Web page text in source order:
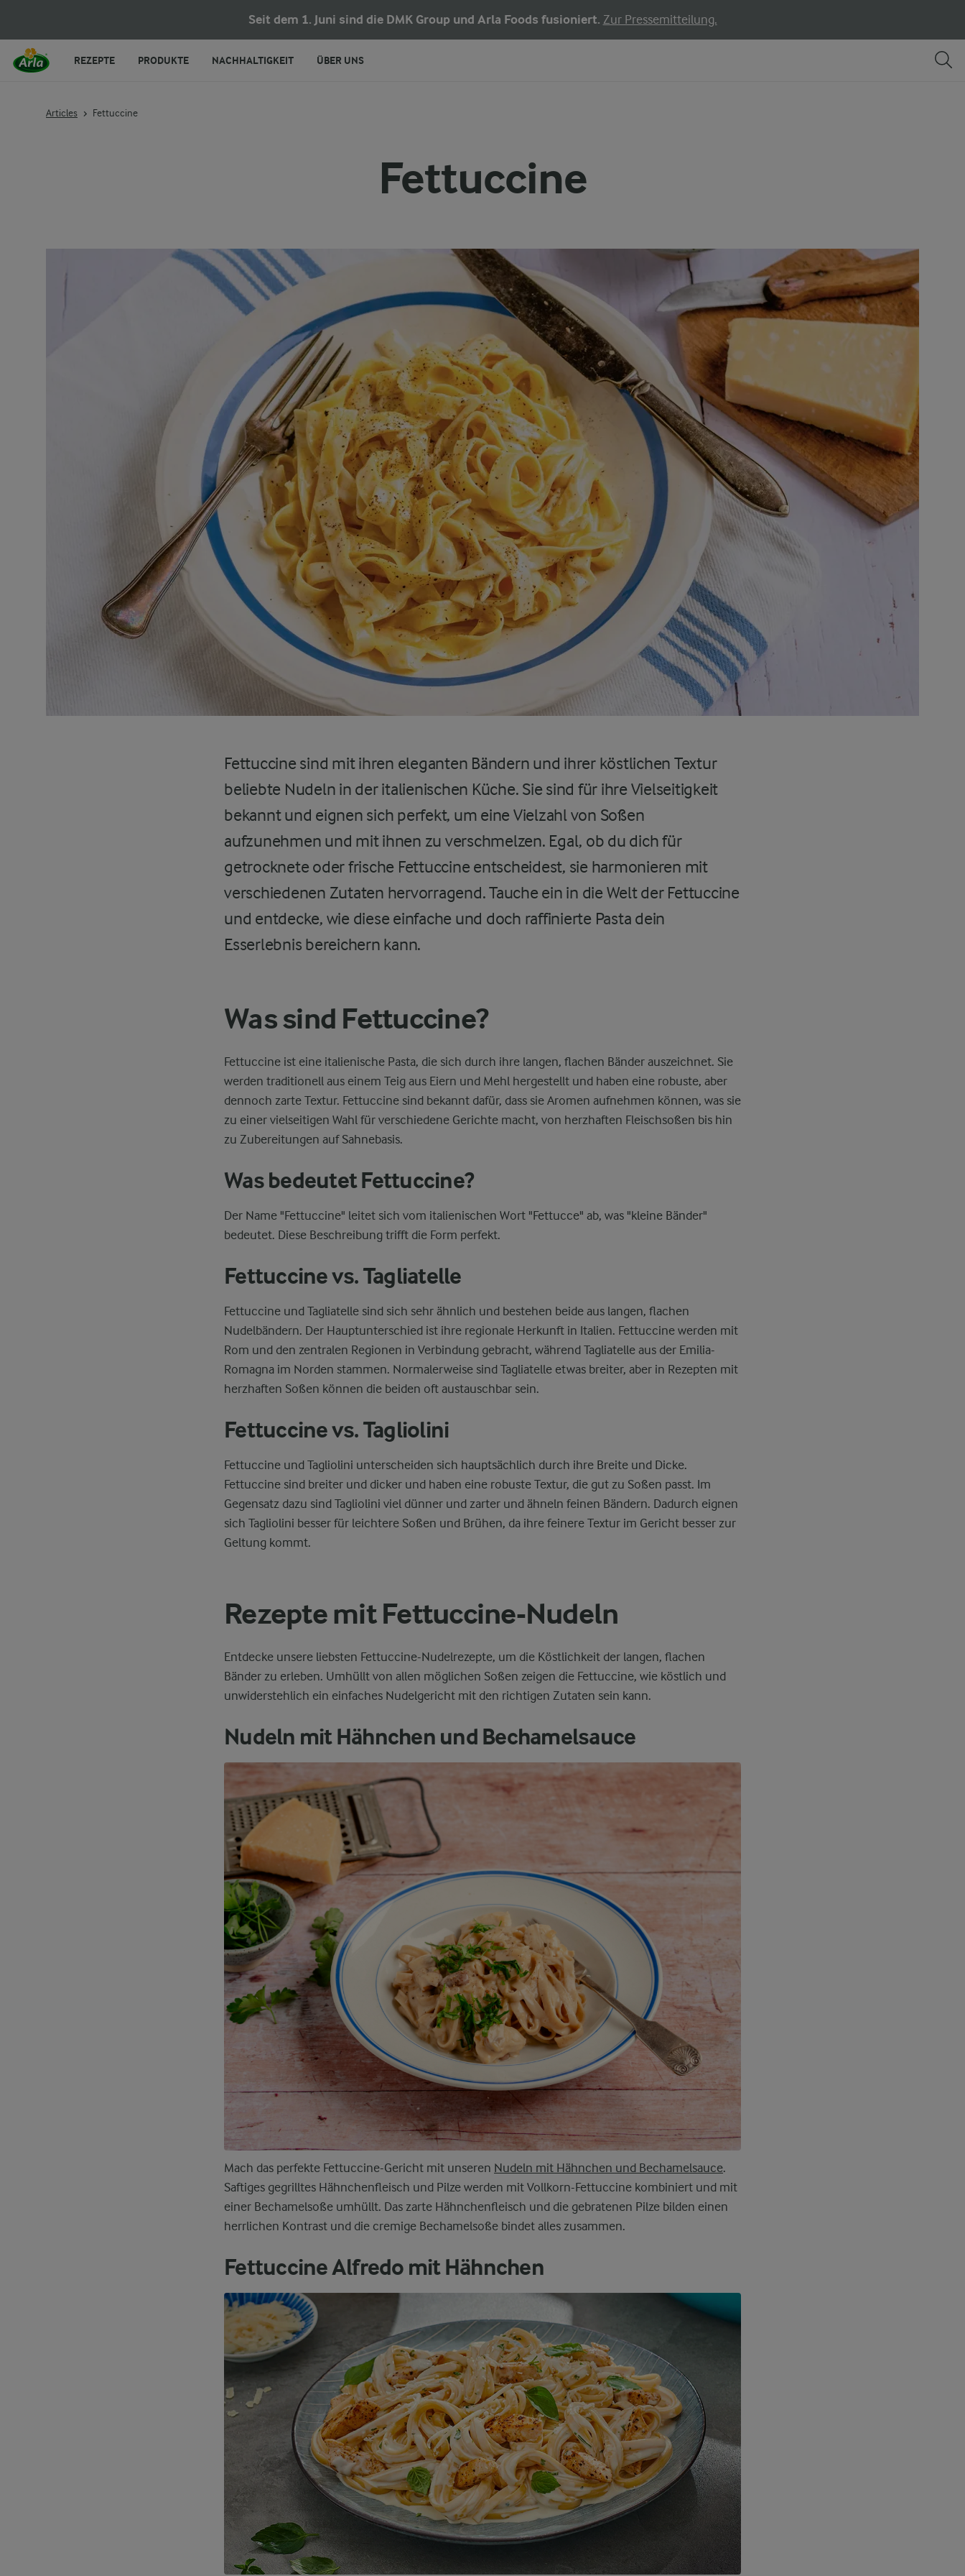
Seit dem 1. Juni sind die DMK Group und Arla Foods fusioniert. Zur Pressemitteilung.
REZEPTE PRODUKTE NACHHALTIGKEIT ÜBER UNS
Articles Fettuccine
Fettuccine
Fettuccine sind mit ihren eleganten Bändern und ihrer köstlichen Textur
beliebte Nudeln in der italienischen Küche. Sie sind für ihre Vielseitigkeit
bekannt und eignen sich perfekt, um eine Vielzahl von Soßen
aufzunehmen und mit ihnen zu verschmelzen. Egal, ob du dich für
getrocknete oder frische Fettuccine entscheidest, sie harmonieren mit
verschiedenen Zutaten hervorragend. Tauche ein in die Welt der Fettuccine
und entdecke, wie diese einfache und doch raffinierte Pasta dein
Esserlebnis bereichern kann.
Was sind Fettuccine?
Fettuccine ist eine italienische Pasta, die sich durch ihre langen, flachen Bänder auszeichnet. Sie
werden traditionell aus einem Teig aus Eiern und Mehl hergestellt und haben eine robuste, aber
dennoch zarte Textur. Fettuccine sind bekannt dafür, dass sie Aromen aufnehmen können, was sie
zu einer vielseitigen Wahl für verschiedene Gerichte macht, von herzhaften Fleischsoßen bis hin
zu Zubereitungen auf Sahnebasis.
Was bedeutet Fettuccine?
Der Name "Fettuccine" leitet sich vom italienischen Wort "Fettucce" ab, was "kleine Bänder"
bedeutet. Diese Beschreibung trifft die Form perfekt.
Fettuccine vs. Tagliatelle
Fettuccine und Tagliatelle sind sich sehr ähnlich und bestehen beide aus langen, flachen
Nudelbändern. Der Hauptunterschied ist ihre regionale Herkunft in Italien. Fettuccine werden mit
Rom und den zentralen Regionen in Verbindung gebracht, während Tagliatelle aus der Emilia-
Romagna im Norden stammen. Normalerweise sind Tagliatelle etwas breiter, aber in Rezepten mit
herzhaften Soßen können die beiden oft austauschbar sein.
Fettuccine vs. Tagliolini
Fettuccine und Tagliolini unterscheiden sich hauptsächlich durch ihre Breite und Dicke.
Fettuccine sind breiter und dicker und haben eine robuste Textur, die gut zu Soßen passt. Im
Gegensatz dazu sind Tagliolini viel dünner und zarter und ähneln feinen Bändern. Dadurch eignen
sich Tagliolini besser für leichtere Soßen und Brühen, da ihre feinere Textur im Gericht besser zur
Geltung kommt.
Rezepte mit Fettuccine-Nudeln
Entdecke unsere liebsten Fettuccine-Nudelrezepte, um die Köstlichkeit der langen, flachen
Bänder zu erleben. Umhüllt von allen möglichen Soßen zeigen die Fettuccine, wie köstlich und
unwiderstehlich ein einfaches Nudelgericht mit den richtigen Zutaten sein kann.
Nudeln mit Hähnchen und Bechamelsauce
Mach das perfekte Fettuccine-Gericht mit unseren Nudeln mit Hähnchen und Bechamelsauce.
Saftiges gegrilltes Hähnchenfleisch und Pilze werden mit Vollkorn-Fettuccine kombiniert und mit
einer Bechamelsoße umhüllt. Das zarte Hähnchenfleisch und die gebratenen Pilze bilden einen
herrlichen Kontrast und die cremige Bechamelsoße bindet alles zusammen.
Fettuccine Alfredo mit Hähnchen